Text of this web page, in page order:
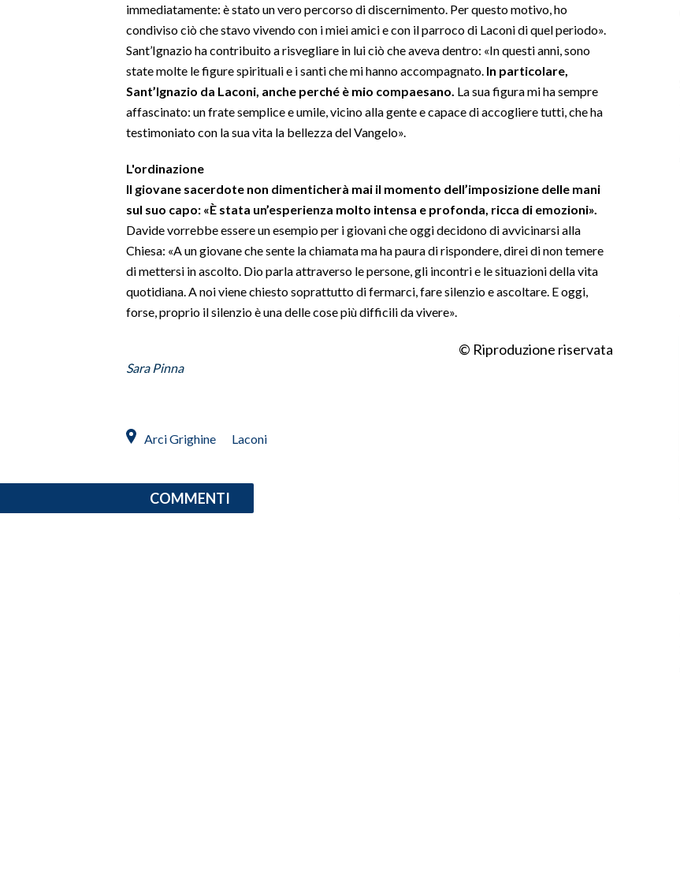
immediatamente: è stato un vero percorso di discernimento. Per questo motivo, ho
condiviso ciò che stavo vivendo con i miei amici e con il parroco di Laconi di quel periodo».
Sant’Ignazio ha contribuito a risvegliare in lui ciò che aveva dentro: «In questi anni, sono
state molte le figure spirituali e i santi che mi hanno accompagnato. In particolare,
Sant’Ignazio da Laconi, anche perché è mio compaesano. La sua figura mi ha sempre
affascinato: un frate semplice e umile, vicino alla gente e capace di accogliere tutti, che ha
testimoniato con la sua vita la bellezza del Vangelo».
L'ordinazione
Il giovane sacerdote non dimenticherà mai il momento dell’imposizione delle mani
sul suo capo: «È stata un’esperienza molto intensa e profonda, ricca di emozioni».
Davide vorrebbe essere un esempio per i giovani che oggi decidono di avvicinarsi alla
Chiesa: «A un giovane che sente la chiamata ma ha paura di rispondere, direi di non temere
di mettersi in ascolto. Dio parla attraverso le persone, gli incontri e le situazioni della vita
quotidiana. A noi viene chiesto soprattutto di fermarci, fare silenzio e ascoltare. E oggi,
forse, proprio il silenzio è una delle cose più difficili da vivere».
© Riproduzione riservata
Sara Pinna
Arci Grighine Laconi
COMMENTI